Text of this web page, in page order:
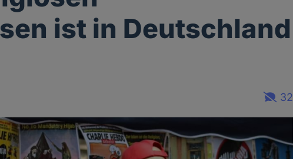
ist in Deutschland
32